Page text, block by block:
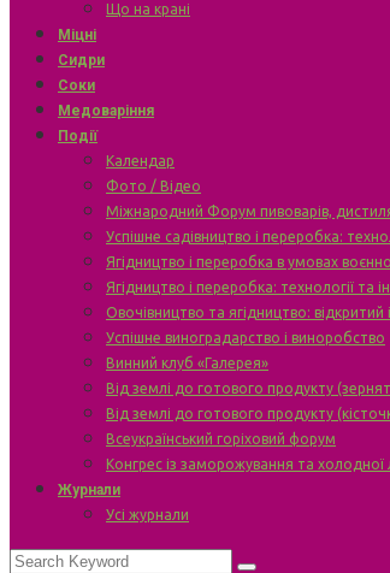
Що на крані
Міцні
Сидри
Соки
Медоваріння
Події
Календар
Фото / Відео
Міжнародний Форум пивоварів,
Успішне садівництво і переробка:
Ягідництво і переробка в умовах
Ягідництво і переробка: технології та
Овочівництво та ягідництво: відкритий
Успішне виноградарство і виноробство
Винний клуб «Галерея»
Від землі до готового продукту
Від землі до готового продукту
Всеукраїнський горіховий форум
Конгрес із заморожування та холодної
Журнали
Усі журнали